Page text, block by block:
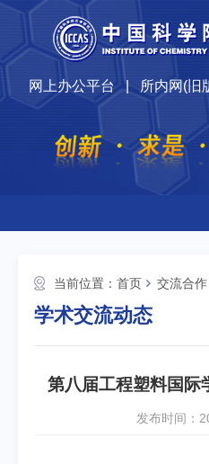
网上办公平台|所内网(旧
当前位置： 首页 交流合作
学术交流动态
第八届工程塑料国际
发布时间：